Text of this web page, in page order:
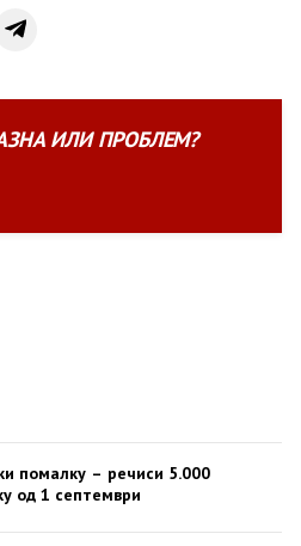
ИЛИПРОБЛЕМ?
помалку – речиси 5.000
од 1 септември